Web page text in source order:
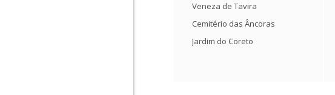
Veneza de Tavira
Cemitério das Âncoras
Jardim do Coreto